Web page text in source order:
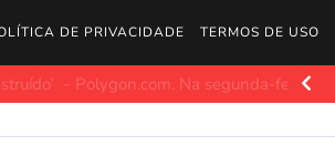
DE PRIVACIDADE TERMOS DE USO
jogo do Switch 2 Polygon.com.